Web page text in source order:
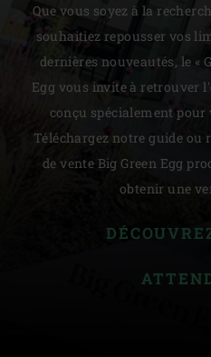
Que vous soyez à la
souhaitiez repousser vos
dernières nouveautés, le «
Egg vous invite à retrouver
conçu spécialement pour
Téléchargez notre guide ou
de vente Big Green Egg
obtenir une